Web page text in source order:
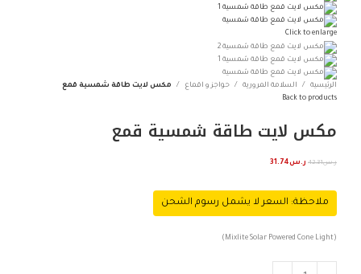
جميع مدن المملكة
Click to enlarge
الرئيسية السلامة المرورية حواجز و اقماع
مكس لايت طاقة شمسية قمع
Back to products
مكس لايت طاقة شمسية قمع
ر.س42.31 ر.س31.74
ملاحظة: السعر لا يشمل رسوم الشحن
(Mixlite Solar Powered Cone Light)